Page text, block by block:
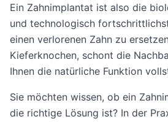
Ein Zahnimplantat ist also die
und technologisch
einen verlorenen Zahn zu
Kieferknochen, schont die
Ihnen die natürliche Funktion
Sie möchten wissen, ob ein
die richtige Lösung ist? In der